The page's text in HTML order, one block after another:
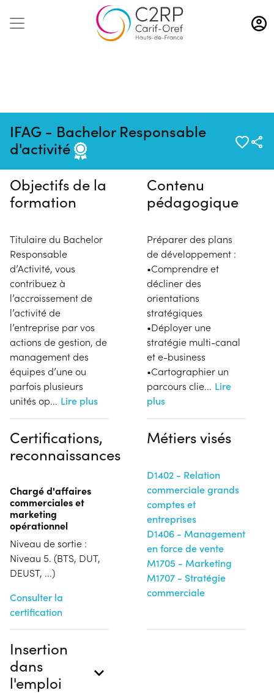
Aller
au
contenu
IFAG - Bachelor Responsable
d'activité
Pas de session programmée en
ce moment
Objectifs de la
formation
Titulaire du Bachelor
Responsable
d’Activité, vous
contribuez à
l’accroissement de
l’activité de
l’entreprise par vos
actions de gestion, de
management des
équipes d’une ou
parfois plusieurs
unités op... Lire plus
Contenu
pédagogique
Préparer des plans
de développement :
•Comprendre et
décliner des
orientations
stratégiques
•Déployer une
stratégie multi-canal
et e-business
•Cartographier un
parcours clie... Lire
plus
Certifications,
reconnaissances
Chargé d'affaires
commerciales et
marketing
opérationnel
Niveau de sortie :
Niveau 5. (BTS, DUT,
DEUST, ...)
Consulter la
certification
Métiers visés
D1402 - Relation
commerciale grands
comptes et
entreprises
D1406 - Management
en force de vente
M1705 - Marketing
M1707 - Stratégie
commerciale
Insertion
dans
l'emploi